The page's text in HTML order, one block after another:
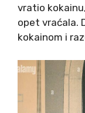
vratio
opet vraćala.
kokainom i